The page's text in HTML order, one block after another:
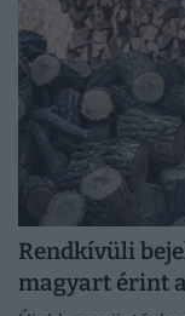
Rendkívüli
magyart érint